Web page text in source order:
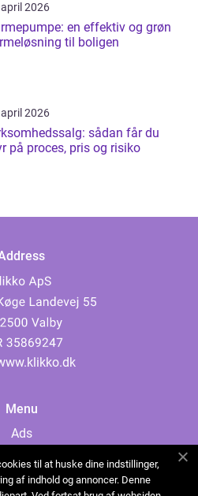
2026
en effektiv og grøn
til boligen
2026
sådan får du
på proces, pris og risiko
Menu
Ads
Cookies
til at huske dine indstillinger,
af indhold og annoncer. Denne